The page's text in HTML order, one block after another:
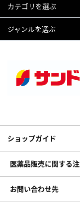
カテゴリを選ぶ
ジャンルを選ぶ
ショップガイド
医薬品販売に関する
お問い合わせ先